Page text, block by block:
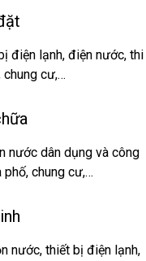
điện lạnh, điện nước, thi
chung cư,…
nước dân dụng và công
chung cư,…
nước, thiết bị điện lạnh,